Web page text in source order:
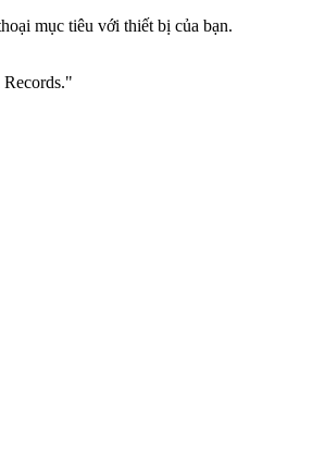
mục tiêu với thiết bị của bạn.